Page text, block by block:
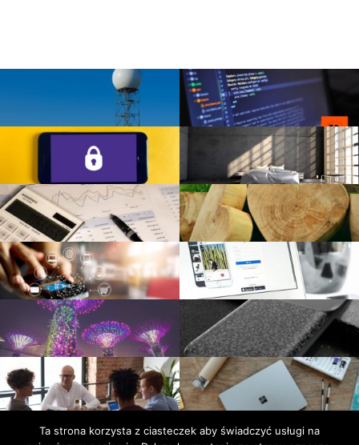
Ta strona korzysta z ciasteczek aby świadczyć usługi na